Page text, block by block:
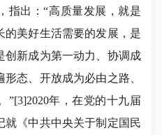
指出：“高质量发展，就是
的美好生活需要的发展，是
创新成为第一动力、协调成
态、开放成为必由之路、
”[3]2020年，在党的十九届
就《中共中央关于制定国民